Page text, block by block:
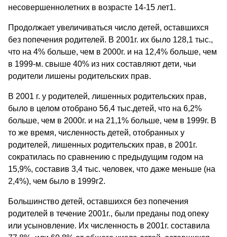
несовершеннолетних в возрасте 14-15 лет1.
Продолжает увеличиваться число детей, оставшихся
без попечения родителей. В 2001г. их было 128,1 тыс.,
что на 4% больше, чем в 2000г. и на 12,4% больше, чем
в 1999-м. свыше 40% из них составляют дети, чьи
родители лишены родительских прав.
В 2001 г. у родителей, лишенных родительских прав,
было в целом отобрано 56,4 тыс.детей, что на 6,2%
больше, чем в 2000г. и на 21,1% больше, чем в 1999г. В
то же время, численность детей, отобранных у
родителей, лишенных родительских прав, в 2001г.
сократилась по сравнению с предыдущим годом на
15,9%, составив 3,4 тыс. человек, что даже меньше (на
2,4%), чем было в 1999г2.
Большинство детей, оставшихся без попечения
родителей в течение 2001г., были преданы под опеку
или усыновление. Их численность в 2001г. составила